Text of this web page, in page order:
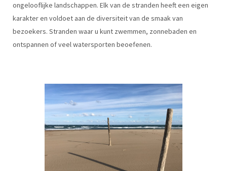
ongelooflijke landschappen. Elk van de stranden heeft een eigen
karakter en voldoet aan de diversiteit van de smaak van
bezoekers. Stranden waar u kunt zwemmen, zonnebaden en
ontspannen of veel watersporten beoefenen.